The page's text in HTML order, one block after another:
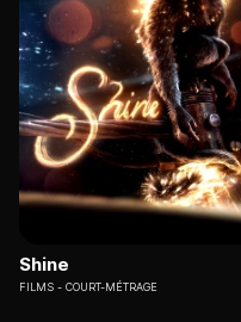
Shine
FILMS COURT-MÉTRAGE